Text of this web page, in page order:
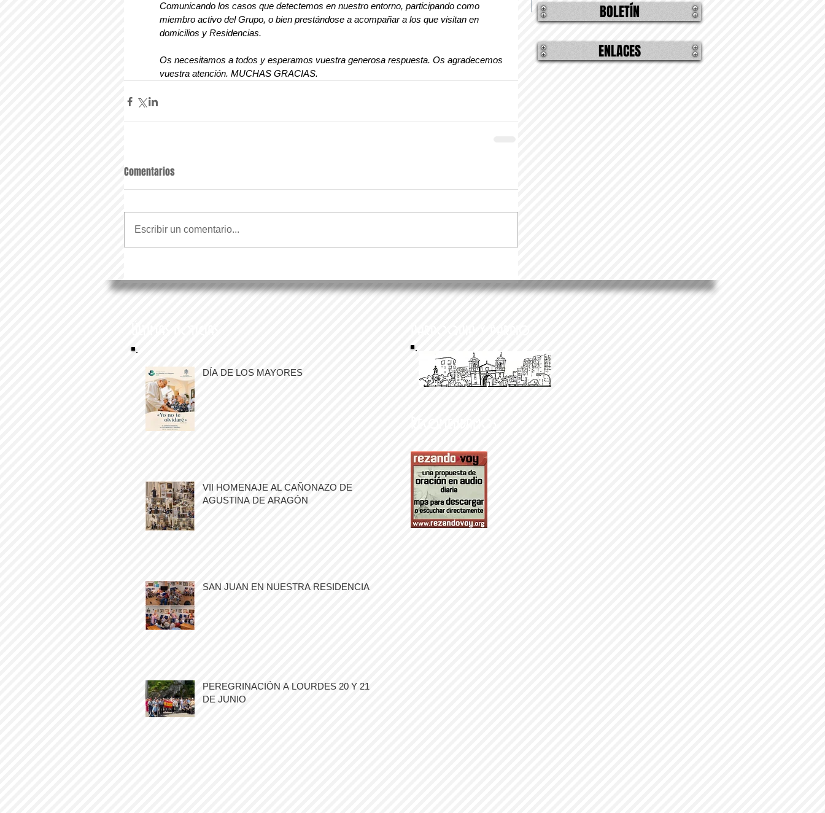
Comunicando los casos que detectemos en nuestro entorno, participando como
miembro activo del Grupo, o bien prestándose a acompañar a los que visitan en
domicilios y Residencias.
Os necesitamos a todos y esperamos vuestra generosa respuesta. Os agradecemos
vuestra atención. MUCHAS GRACIAS.
Comentarios
Escribir un comentario...
ENLACES
BOLETÍN
DÍA DE LOS MAYORES
VII HOMENAJE AL CAÑONAZO DE
AGUSTINA DE ARAGÓN
SAN JUAN EN NUESTRA RESIDENCIA
PEREGRINACIÓN A LOURDES 20 Y 21
DE JUNIO